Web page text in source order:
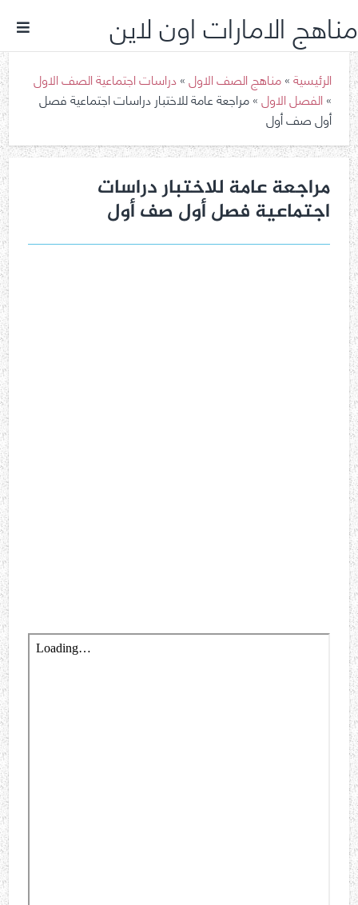
مناهج الامارات اون لاين
الرئيسية»مناهج الصف الاول»دراسات اجتماعية الصف الاول
»الفصل الاول»مراجعة عامة للاختبار دراسات اجتماعية فصل
أول صف أول
مراجعة عامة للاختبار دراسات
اجتماعية فصل أول صف أول